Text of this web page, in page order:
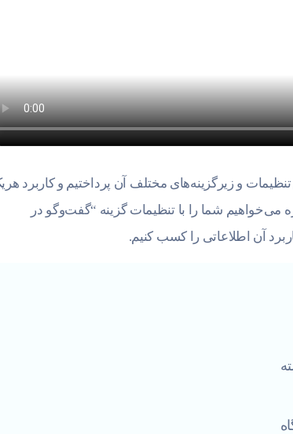
و زیرگزینه‌های مختلف آن پرداختیم و کاربرد
شما را با تنظیمات گزینه “گفت‌وگو در
آن اطلاعاتی را کسب کنیم.